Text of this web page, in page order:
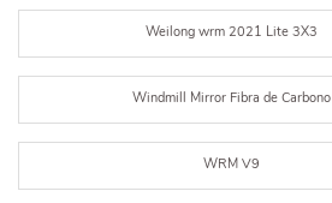
Weilong wrm 2021 Lite 3X3
Windmill Mirror Fibra de Carbono
WRM V9